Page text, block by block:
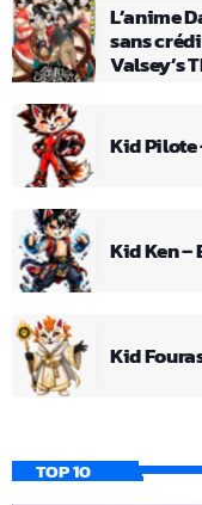
L’anime
sans
Valsey’s
Kid Pilote
Kid Ken
Kid
TOP 10